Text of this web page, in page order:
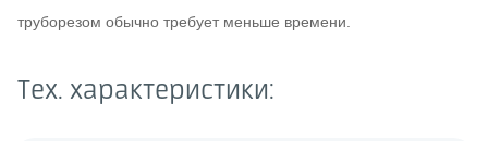
труборезом обычно требует меньше времени.
Тех. характеристики: